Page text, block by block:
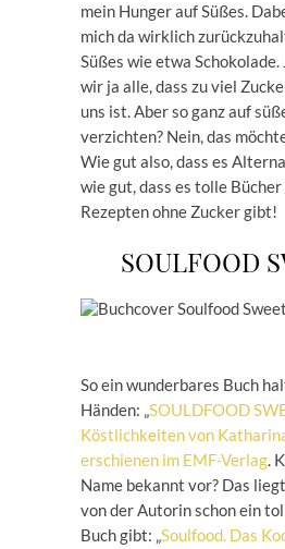
mein Hunger auf Süßes.
mich da wirklich
Süßes wie etwa Schokolade.
wir ja alle, dass zu viel
uns ist. Aber so ganz auf
verzichten? Nein, das
Wie gut also, dass es
wie gut, dass es tolle
Rezepten ohne Zucker gibt!
SOULFOOD
So ein wunderbares Buch
Händen: „SOULDFOOD
Köstlichkeiten von
erschienen im EMF-Verlag.
Name bekannt vor? Das
von der Autorin schon ein
Buch gibt: „Soulfood. Das